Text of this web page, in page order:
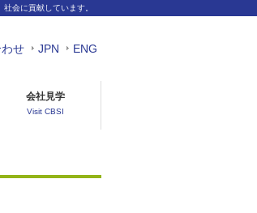
会に貢献しています。
せ JPN ENG
会社見学
Visit CBSI